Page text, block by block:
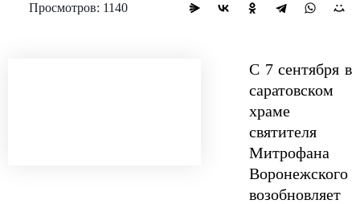
Просмотров: 1140
С 7 сентября в
саратовском
храме
святителя
Митрофана
Воронежского
возобновляет